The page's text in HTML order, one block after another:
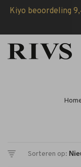
Kiyo beoordeling
Sorteren op: